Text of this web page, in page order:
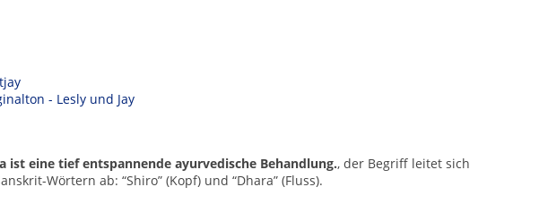
- Lesly und Jay
ist eine tief entspannende ayurvedische Behandlung., der Begriff leitet sich
Wörtern ab: “Shiro” (Kopf) und “Dhara” (Fluss).